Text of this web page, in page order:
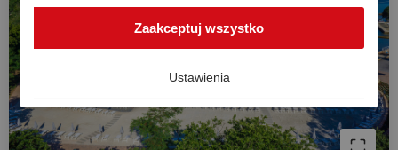
wysokiego poziomu ochrony danych w Europie, a
istnieje ryzyko, że amerykańskie organy będą
przetwarzać dane w celach kontroli i nadzoru, bez
Ustawienia
Zaakceptuj wszystko